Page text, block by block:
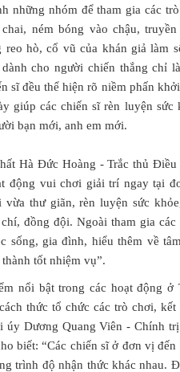
những nhóm để tham gia các
ném bóng vào chậu, truyền
hò, cổ vũ của khán giả làm
cho người chiến thắng chỉ
sĩ đều thể hiện rõ niềm phấn
giúp các chiến sĩ rèn luyện sức
bạn mới, anh em mới.
Hà Đức Hoàng - Trắc thủ
động vui chơi giải trí ngay tại
thư giãn, rèn luyện sức
đồng đội. Ngoài tham gia
sống, gia đình, hiểu thêm về
tốt nhiệm vụ”.
nổi bật trong các hoạt động ở
thức tổ chức các trò chơi,
úy Dương Quang Viên - Chính
biết: “Các chiến sĩ ở đơn vị
trình độ nhận thức khác nhau.